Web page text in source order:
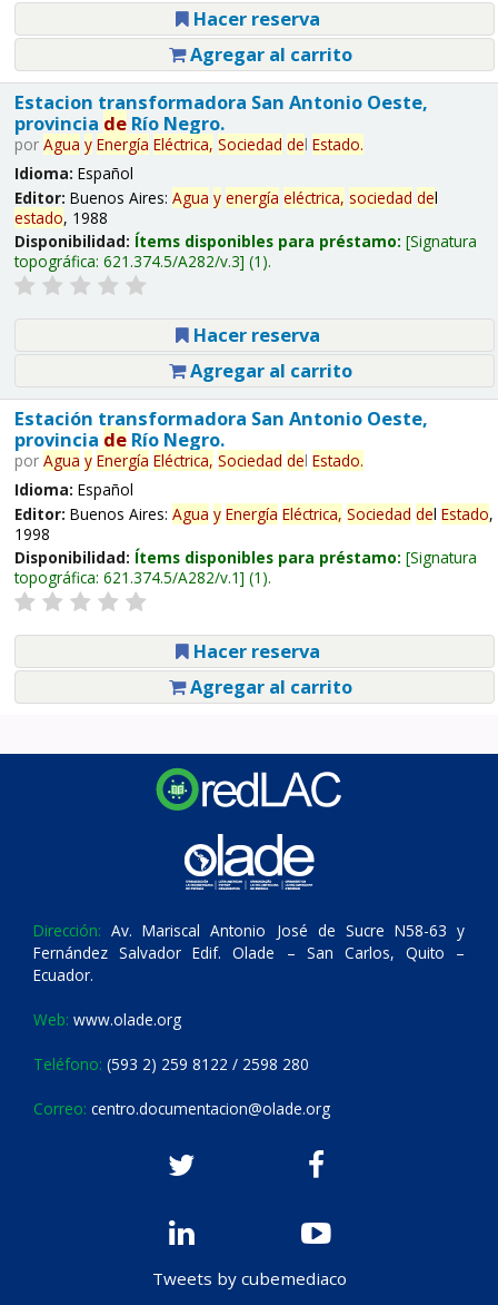
Hacer reserva
Agregar al carrito
Estacion transformadora San Antonio Oeste,
provincia deRío Negro.
por Agua y Energía Eléctrica, Sociedad del Estado.
Idioma: Español
Editor: Buenos Aires: Agua y energía eléctrica, sociedad del
estado, 1988
Disponibilidad: Ítems disponibles para préstamo: Signatura
topográfica: 621.374.5/A282/v.3 (1).
Hacer reserva
Agregar al carrito
Estación transformadora San Antonio Oeste,
provincia deRío Negro.
por Agua y Energía Eléctrica, Sociedad del Estado.
Idioma: Español
Editor: Buenos Aires: Agua y Energía Eléctrica, Sociedad del Estado,
1998
Disponibilidad: Ítems disponibles para préstamo: Signatura
topográfica: 621.374.5/A282/v.1 (1).
Hacer reserva
Agregar al carrito
Dirección: Av. Mariscal Antonio José de Sucre N58-63 y
Fernández Salvador Edif. Olade – San Carlos, Quito –
Ecuador.
Web: www.olade.org
Teléfono: (593 2) 259 8122 / 2598 280
Correo: centro.documentacion@olade.org
Tweets by cubemediaco